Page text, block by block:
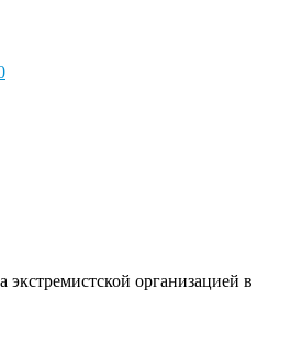
экстремистской организацией в